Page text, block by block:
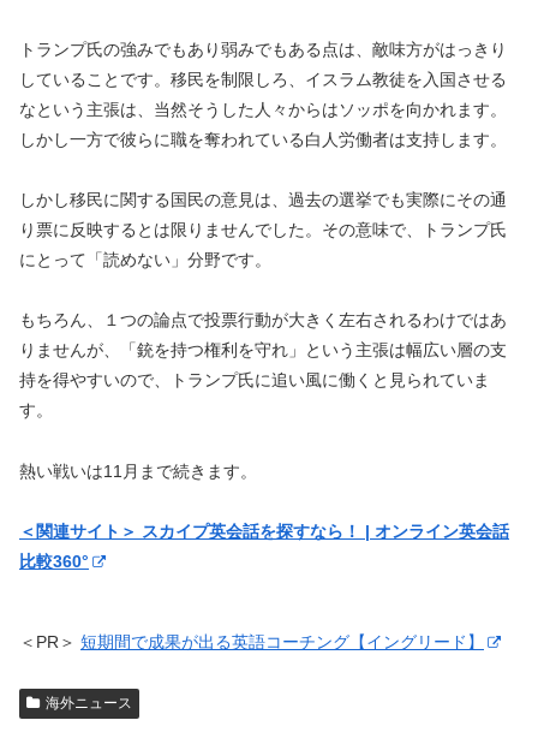
トランプ氏の強みでもあり弱みでもある点は、敵味方がはっきり
していることです。移民を制限しろ、イスラム教徒を入国させる
なという主張は、当然そうした人々からはソッポを向かれます。
しかし一方で彼らに職を奪われている白人労働者は支持します。
しかし移民に関する国民の意見は、過去の選挙でも実際にその通
り票に反映するとは限りませんでした。その意味で、トランプ氏
にとって「読めない」分野です。
もちろん、１つの論点で投票行動が大きく左右されるわけではあ
りませんが、「銃を持つ権利を守れ」という主張は幅広い層の支
持を得やすいので、トランプ氏に追い風に働くと見られていま
す。
熱い戦いは11月まで続きます。
＜関連サイト＞ スカイプ英会話を探すなら！ | オンライン英会話
比較360°
＜PR＞ 短期間で成果が出る英語コーチング【イングリード】
海外ニュース